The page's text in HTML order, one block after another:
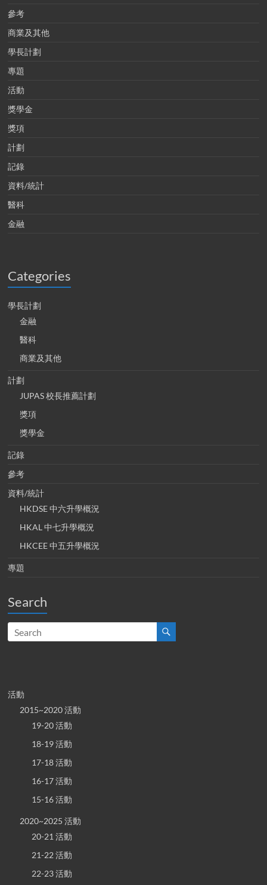
參考
商業及其他
學長計劃
專題
活動
獎學金
獎項
計劃
記錄
資料/統計
醫科
金融
Categories
學長計劃
金融
醫科
商業及其他
計劃
JUPAS 校長推薦計劃
獎項
獎學金
記錄
參考
資料/統計
HKDSE 中六升學概況
HKAL 中七升學概況
HKCEE 中五升學概況
專題
Search
活動
2015~2020 活動
19-20 活動
18-19 活動
17-18 活動
16-17 活動
15-16 活動
2020~2025 活動
20-21 活動
21-22 活動
22-23 活動